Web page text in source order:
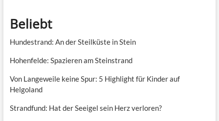
Beliebt
Hundestrand: An der Steilküste in Stein
Hohenfelde: Spazieren am Steinstrand
Von Langeweile keine Spur: 5 Highlight für Kinder auf
Helgoland
Strandfund: Hat der Seeigel sein Herz verloren?